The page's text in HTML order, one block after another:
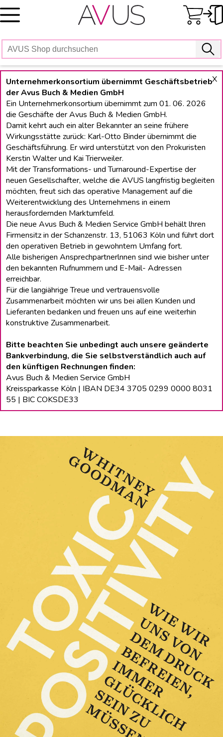
Skip
to
X
Unternehmerkonsortium übernimmt Geschäftsbetrieb
der Avus Buch & Medien GmbH
Ein Unternehmerkonsortium übernimmt zum 01. 06. 2026
die Geschäfte der Avus Buch & Medien GmbH.
Damit kehrt auch ein alter Bekannter an seine frühere
Wirkungsstätte zurück: Karl-Otto Binder übernimmt die
Geschäftsführung. Er wird unterstützt von den Prokuristen
Kerstin Walter und Kai Trierweiler.
Mit der Transformations- und Turnaround-Expertise der
neuen Gesellschafter, welche die AVUS langfristig begleiten
möchten, freut sich das operative Management auf die
Weiterentwicklung des Unternehmens in einem
herausfordernden Marktumfeld.
Die neue Avus Buch & Medien Service GmbH behält lhren
Firmensitz in der Schanzenstr. 13, 51063 Köln und führt dort
den operativen Betrieb in gewohntem Umfang fort.
Alle bisherigen Ansprechpartnerlnnen sind wie bisher unter
den bekannten Rufnummern und E-Mail- Adressen
erreichbar.
Für die langiährige Treue und vertrauensvolle
Zusammenarbeit möchten wir uns bei allen Kunden und
Lieferanten bedanken und freuen uns auf eine weiterhin
konstruktive Zusammenarbeit.
Bitte beachten Sie unbedingt auch unsere geänderte
Bankverbindung, die Sie selbstverständlich auch auf
den künftigen Rechnungen finden:
Avus Buch & Medien Service GmbH
Kreissparkasse Köln | IBAN DE34 3705 0299 0000 8031
55 | BIC COKSDE33